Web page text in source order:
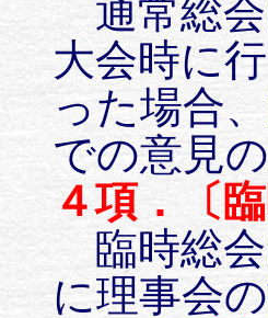
通常総会
大会時に
った場合
での意見
４項．〔
臨時総会
に理事会